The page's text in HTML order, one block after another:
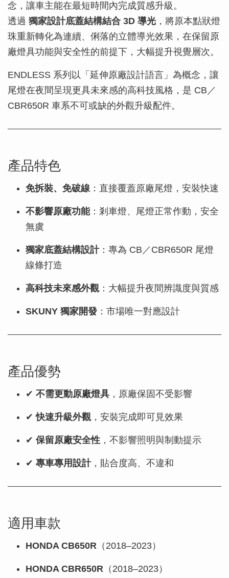
念，讓車主能在最短時間內完成質感升級。
透過 獨家設計底蓋結構結合 3D 導光 ，將原本點狀燈
珠重新轉化為連續、俐落的立體導光效果，在保留原
廠燈具功能與安全性的前提下，大幅提升視覺層次。
ENDLESS 系列以「延伸原廠設計語言」為概念，讓
尾燈在夜間呈現更具未來感的高科技風格，是 CB／
CBR650R 車系不可或缺的外觀升級配件。
產品特色
免拆裝、免破線：直接覆蓋原廠尾燈，安裝快速
不影響原廠功能：剎車燈、尾燈正常作動，安全
無虞
獨家底蓋結構設計：專為 CB／CBR650R 尾燈
線條打造
高科技未來感外觀：大幅提升夜間辨識度與質感
SKUNY 獨家開發 ：市場唯一對應設計
產品優勢
✔ 不需更動原廠燈具 ，原廠保固不受影響
✔快速升級外觀，安裝完成即可見效果
✔ 保留原廠安全性 ，不影響照明與制動提示
✔ 專車專用設計，貼合度高、不違和
適用車款
HONDA CB650R （2018–2023）
HONDA CBR650R （2018–2023）